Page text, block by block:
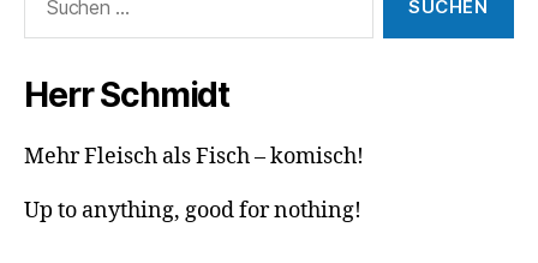
nach:
Herr Schmidt
Mehr Fleisch als Fisch – komisch!
Up to anything, good for nothing!